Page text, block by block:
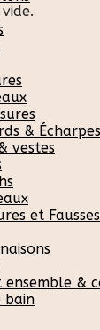
& Écharpes
vestes
et
&
bain